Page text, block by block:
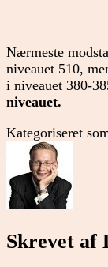
Nærmeste
niveauet 510,
i niveauet 380-
niveauet.
Kategoriseret
Skrevet af